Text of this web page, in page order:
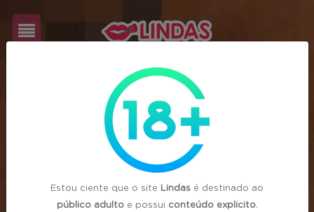
Estou ciente que o site Lindas é destinado ao
público adultoe possui conteúdo explicito.